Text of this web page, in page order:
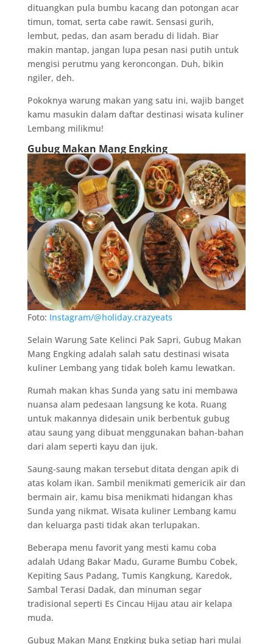
dituangkan pula bumbu kacang dan potongan acar
timun, tomat, serta cabe rawit. Sensasi gurih,
lembut, pedas, dan asam beradu di lidah. Biar
makin mantap, jangan lupa pesan nasi putih untuk
mengisi perutmu yang keroncongan. Duh, bikin
ngiler, deh.
Pokoknya warung makan yang satu ini, wajib banget
kamu masukin dalam daftar destinasi wisata kuliner
Lembang milikmu!
Gubug Makan Mang Engking
Foto: Instagram/@holiday.crazyeats
Selain Warung Sate Kelinci Pak Sapri, Gubug Makan
Mang Engking adalah salah satu destinasi wisata
kuliner Lembang yang tidak boleh kamu lewatkan.
Rumah makan khas Sunda yang satu ini membawa
nuansa alam pedesaan langsung ke kota. Ruang
untuk makannya didesain unik berbentuk gubug
atau saung yang dibuat menggunakan bahan-bahan
dari alam seperti kayu dan ijuk.
Saung-saung makan tersebut ditata dengan apik di
atas kolam ikan. Sambil menikmati gemericik air dan
bermain air, kamu bisa menikmati hidangan khas
Sunda yang nikmat. Wisata kuliner Lembang kamu
dan keluarga pasti tidak akan terlupakan.
Beberapa menu favorit yang mesti kamu coba
adalah Udang Bakar Madu, Gurame Bumbu Cobek,
Kepiting Saus Padang, Tumis Kangkung, Karedok,
Sambal Terasi Dadak, dan minuman segar
tradisional seperti Es Cincau Hijau atau air kelapa
muda.
Gubug Makan Mang Engking buka setiap hari mulai